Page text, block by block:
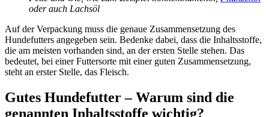
oder auch Lachsöl
Auf der Verpackung muss die genaue Zusammensetzung des
Hundefutters angegeben sein. Bedenke dabei, dass die Inhaltsstoffe,
die am meisten vorhanden sind, an der ersten Stelle stehen. Das
bedeutet, bei einer Futtersorte mit einer guten Zusammensetzung,
steht an erster Stelle, das Fleisch.
Gutes Hundefutter – Warum sind die
genannten Inhaltsstoffe wichtig?